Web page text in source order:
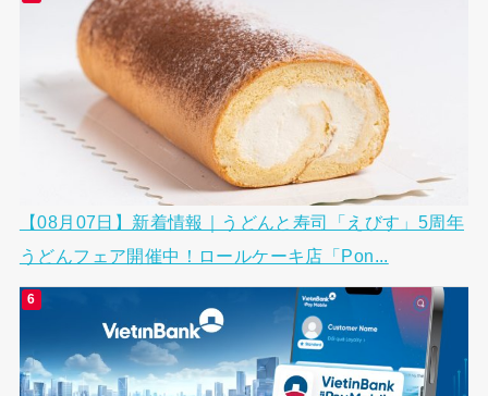
【08月07日】新着情報｜うどんと寿司「えびす」5周年
うどんフェア開催中！ロールケーキ店「Pon...